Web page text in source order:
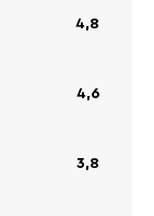
4,8
4,6
3,8